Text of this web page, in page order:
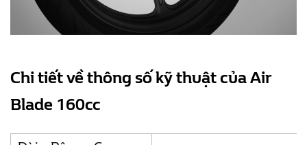
Chi tiết về thông số kỹ thuật của Air
Blade 160cc